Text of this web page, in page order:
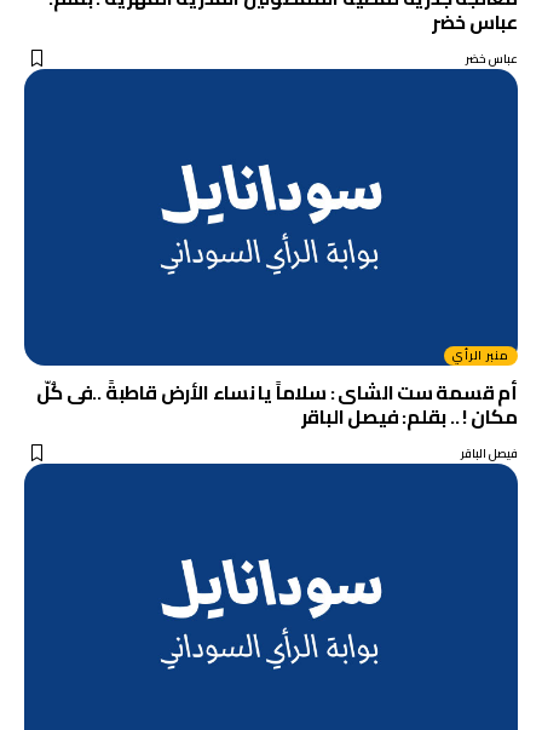
عباس خضر
عباس خضر
منبر الرأي
أم قسمة ست الشاى : سلاماً يا نساء الأرض قاطبةً ..فى كُلّ
مكان ! .. بقلم: فيصل الباقر
فيصل الباقر